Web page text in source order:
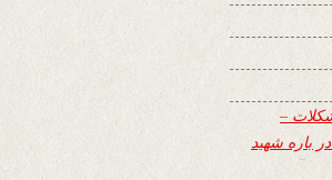
–
باره شهید